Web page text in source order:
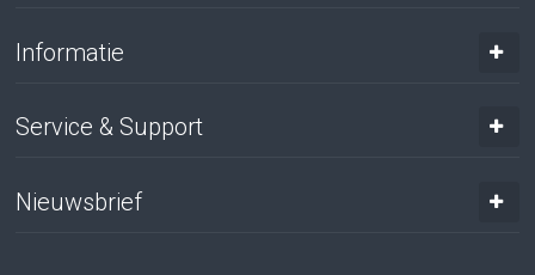
Informatie
Service & Support
Nieuwsbrief